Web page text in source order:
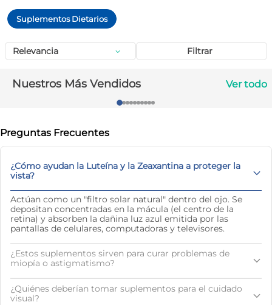
Suplementos Dietarios
Filtrar
Relevancia
Nuestros Más Vendidos Ver todo
Preguntas Frecuentes
¿Cómo ayudan la Luteína y la Zeaxantina a proteger la
vista?
Actúan como un "filtro solar natural" dentro del ojo. Se
depositan concentradas en la mácula (el centro de la
retina) y absorben la dañina luz azul emitida por las
pantallas de celulares, computadoras y televisores.
¿Estos suplementos sirven para curar problemas de
miopía o astigmatismo?
¿Quiénes deberían tomar suplementos para el cuidado
visual?
.
contorno ojos